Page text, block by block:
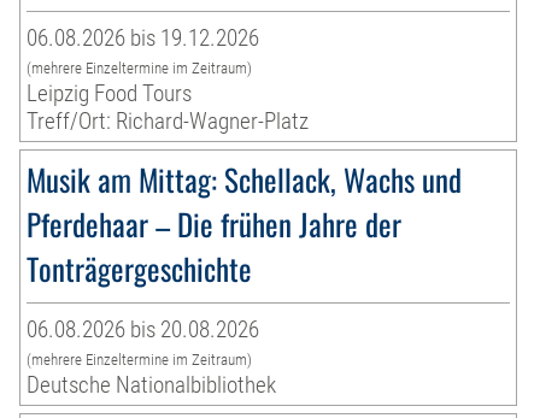
06.08.2026 bis 19.12.2026
(mehrere Einzeltermine im Zeitraum)
Leipzig Food Tours
Treff/Ort: Richard-Wagner-Platz
Musik am Mittag: Schellack, Wachs und
Pferdehaar – Die frühen Jahre der
Tonträgergeschichte
06.08.2026 bis 20.08.2026
(mehrere Einzeltermine im Zeitraum)
Deutsche Nationalbibliothek